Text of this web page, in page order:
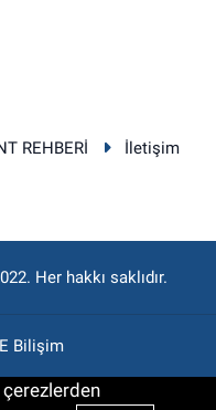
REHBERİ
İletişim
Her hakkı saklıdır.
Bilişim